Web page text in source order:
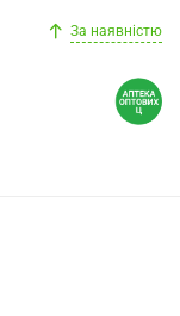
За наявністю